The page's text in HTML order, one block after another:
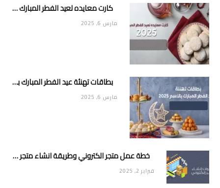
كارت معايده لعيد الفطر المبارك 2025
مارس 6, 2025
بطاقات تهنئة عيد الفطر المبارك بالاسم 2025
مارس 6, 2025
خطة عمل متجر الكتروني وطريقة انشاء متجر خاص ناجح ومميز
فبراير 2, 2025